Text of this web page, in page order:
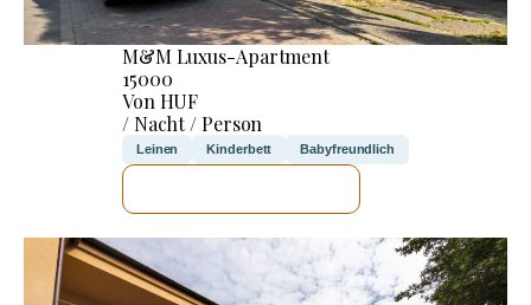
M&M Luxus-Apartment
15000
Von HUF
/ Nacht / Person
Leinen Kinderbett Babyfreundlich